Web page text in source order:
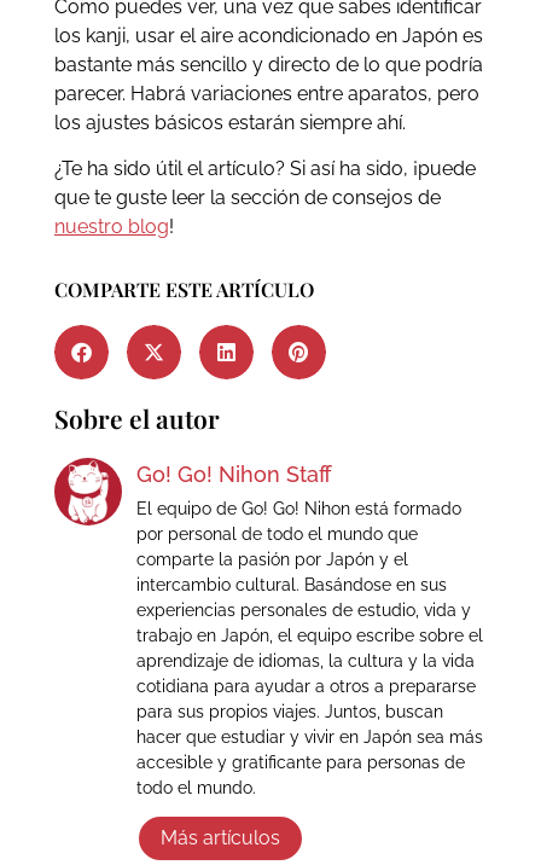
Como puedes ver, una vez que sabes identificar
los kanji, usar el aire acondicionado en Japón es
bastante más sencillo y directo de lo que podría
parecer. Habrá variaciones entre aparatos, pero
los ajustes básicos estarán siempre ahí.
¿Te ha sido útil el artículo? Si así ha sido, ¡puede
que te guste leer la sección de consejos de
nuestro blog!
COMPARTE ESTE ARTÍCULO
Sobre el autor
Go! Go! Nihon Staff
El equipo de Go! Go! Nihon está formado
por personal de todo el mundo que
comparte la pasión por Japón y el
intercambio cultural. Basándose en sus
experiencias personales de estudio, vida y
trabajo en Japón, el equipo escribe sobre el
aprendizaje de idiomas, la cultura y la vida
cotidiana para ayudar a otros a prepararse
para sus propios viajes. Juntos, buscan
hacer que estudiar y vivir en Japón sea más
accesible y gratificante para personas de
todo el mundo.
Más artículos